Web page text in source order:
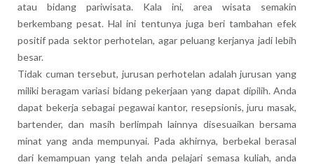
atau bidang pariwisata. Kala ini, area wisata semakin
berkembang pesat. Hal ini tentunya juga beri tambahan efek
positif pada sektor perhotelan, agar peluang kerjanya jadi lebih
besar.
Tidak cuman tersebut, jurusan perhotelan adalah jurusan yang
miliki beragam variasi bidang pekerjaan yang dapat dipilih. Anda
dapat bekerja sebagai pegawai kantor, resepsionis, juru masak,
bartender, dan masih berlimpah lainnya disesuaikan bersama
minat yang anda mempunyai. Pada akhirnya, berbekal berasal
dari kemampuan yang telah anda pelajari semasa kuliah, anda